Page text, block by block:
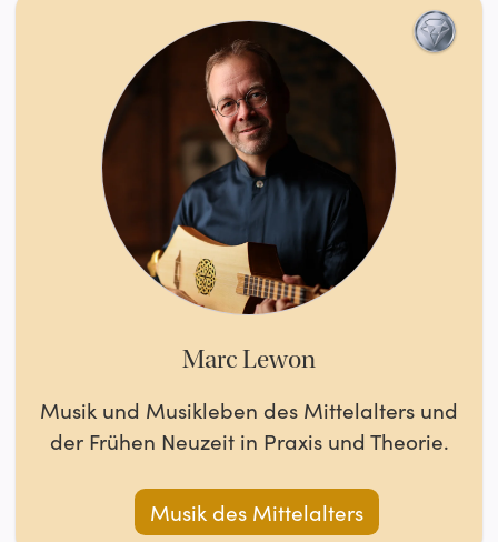
Marc Lewon
Musik und Musikleben des Mittelalters und
der Frühen Neuzeit in Praxis und Theorie.
Musik des Mittelalters